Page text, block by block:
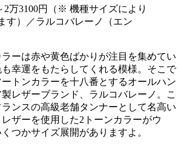
2万3100円（※ 機種サイズにより
す）／ラルコバレーノ（エン
ーは赤や黄色ばかりが注目を集めてい
幸運をもたらしてくれる模様。そこで
トンカラーを十八番とするオールハン
レザーブランド、ラルコバレーノ。こ
ンスの高級老舗タンナーとして名高い
ザーを使用した2トーンカラーがウ
つかサイズ展開がありますよ。